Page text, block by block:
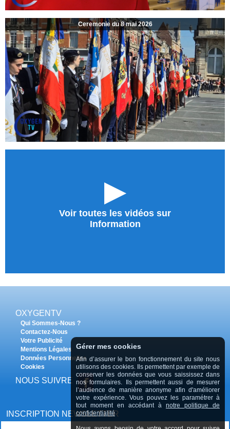
Ceremonie du 8 mai 2026
►
Voir toutes les vidéos sur
Information
OXYGENTV
Qui Sommes-Nous ?
Contactez-Nous
Votre Publicité
Mentions Légales
Données Personnelles
Cookies
NOUS SUIVRE
INSCRIPTION NEWSLETTER
Gérer mes cookies
Afin d’assurer le bon fonctionnement du site nous
utilisons des cookies. Ils permettent par exemple de
conserver les données que vous saississez dans
nos formulaires. Ils permettent aussi de mesurer
l’audience de manière anonyme afin d'améliorer
votre expérience. Vous pouvez les paramétrer à
tout moment en accédant à notre politique de
confidentialité